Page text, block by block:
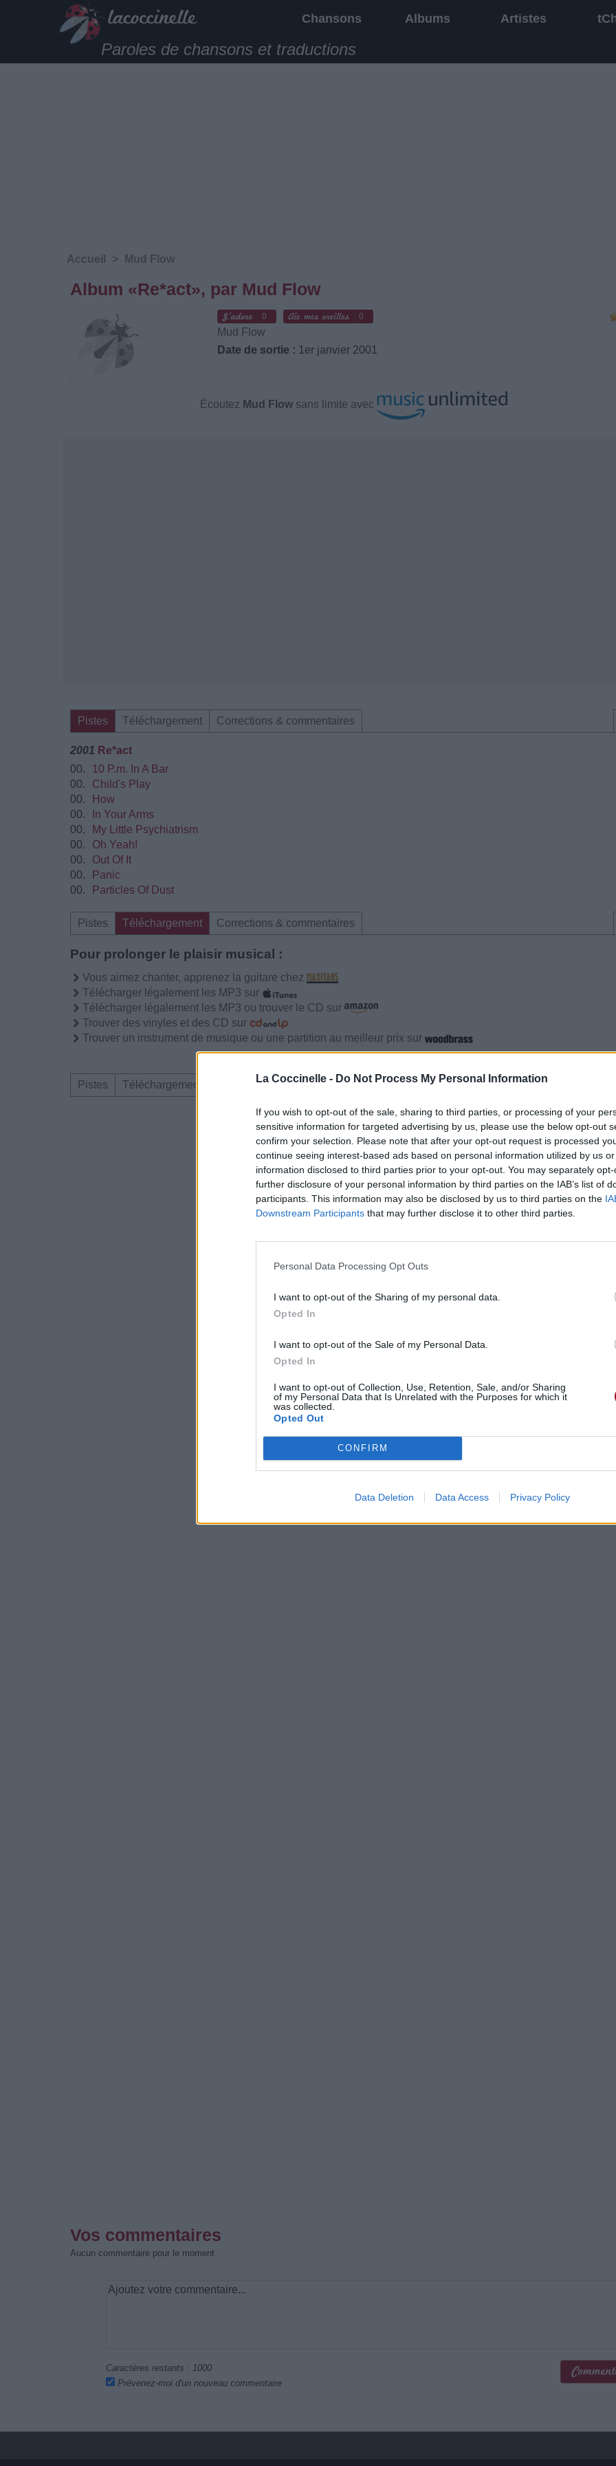
La Coccinelle - Do Not Process My Personal Information
If you wish to opt-out of the sale, sharing to third parties, or processing of your
sensitive information for targeted advertising by us, please use the below opt-out
confirm your selection. Please note that after your opt-out request is processed
continue seeing interest-based ads based on personal information utilized by us
information disclosed to third parties prior to your opt-out. You may separately
further disclosure of your personal information by third parties on the IAB’s list of
participants. This information may also be disclosed by us to third parties on the
Downstream Participants that may further disclose it to other third parties.
Personal Data Processing Opt Outs
I want to opt-out of the Sharing of my personal data.
Opted In
I want to opt-out of the Sale of my Personal Data.
Opted In
I want to opt-out of Collection, Use, Retention, Sale, and/or Sharing
of my Personal Data that Is Unrelated with the Purposes for which it
was collected.
Opted Out
CONFIRM
Data Deletion Data Access Privacy Policy
Chansons Albums Artistes
Paroles de chansons et traductions
Accueil > Mud Flow
Album «Re*act», par Mud Flow
0 0
Mud Flow
Date de sortie : 1er janvier 2001
Écoutez Mud Flow sans limite avec
Pistes Téléchargement Corrections & commentaires
2001 Re*act
00.
10 P.m. In A Bar
00.
Child's Play
00.
How
00.
In Your Arms
00.
My Little Psychiatrism
00.
Oh Yeah!
00.
Out Of It
00.
Panic
00.
Particles Of Dust
Pistes Téléchargement Corrections & commentaires
Pour prolonger le plaisir musical :
Vous aimez chanter, apprenez la guitare chez
Télécharger légalement les MP3 sur
Télécharger légalement les MP3 ou trouver le CD sur
Trouver des vinyles et des CD sur
Trouver un instrument de musique ou une partition au meilleur prix sur
Pistes Téléchargement Corrections & commentaires
Dire «merci» pour cette traduction Corriger une erreur
Vos commentaires
Aucun commentaire pour le moment
Caractères restants : 1000
Prévenez-moi d'un nouveau commentaire